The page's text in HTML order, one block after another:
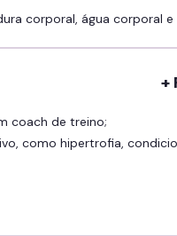
corporal, água corporal
+
coach de treino;
como hipertrofia,